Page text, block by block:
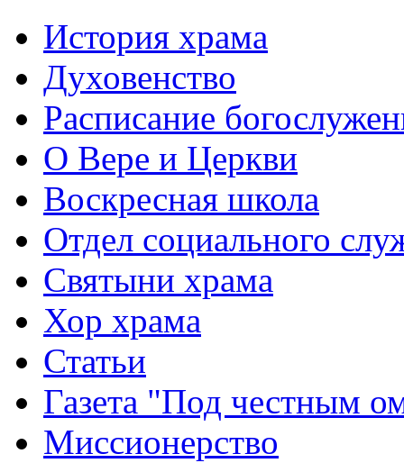
История храма
Духовенство
Расписание
О Вере и Церкви
Воскресная школа
Отдел социального
Святыни храма
Хор храма
Статьи
Газета "Под честным
Миссионерство